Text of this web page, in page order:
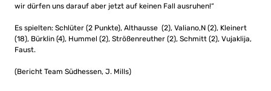
wir dürfen uns darauf aber jetzt auf keinen Fall ausruhen!“
Es spielten: Schlüter (2 Punkte), Althausse (2), Valiano,N (2), Kleinert
(18), Bürklin (4), Hummel (2), Strößenreuther (2), Schmitt (2), Vujaklija,
Faust.
(Bericht Team Südhessen, J. Mills)